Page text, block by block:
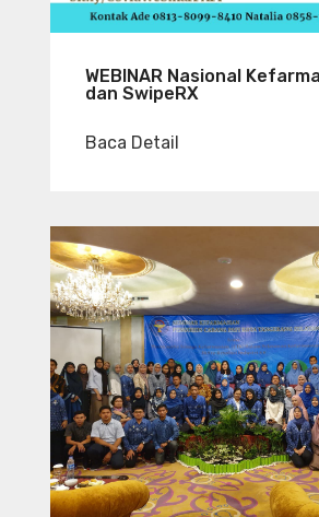
WEBINAR Nasional
dan SwipeRX
Baca Detail